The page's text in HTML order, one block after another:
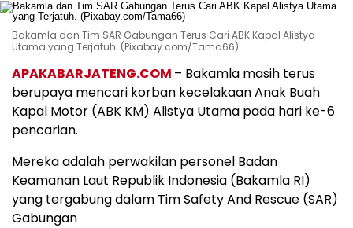
Bakamla dan Tim SAR Gabungan Terus Cari ABK Kapal Alistya
Utama yang Terjatuh. (Pixabay.com/Tama66)
APAKABARJATENG.COM – Bakamla masih terus
berupaya mencari korban kecelakaan Anak Buah
Kapal Motor (ABK KM) Alistya Utama pada hari ke-6
pencarian.
Mereka adalah perwakilan personel Badan
Keamanan Laut Republik Indonesia (Bakamla RI)
yang tergabung dalam Tim Safety And Rescue (SAR)
Gabungan